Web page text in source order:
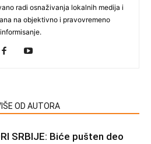
radi osnaživanja lokalnih medija i
na objektivno i pravovremeno
informisanje.
OD AUTORA
SRBIJE: Biće pušten deo